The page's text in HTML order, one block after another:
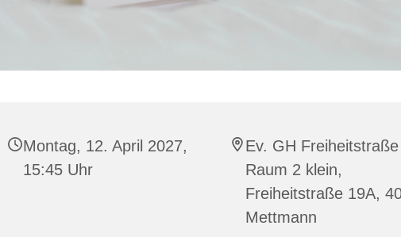
Montag, 12. April 2027,
15:45 Uhr
Ev. GH Freiheitstraße
Raum 2 klein,
Freiheitstraße 19A,
Mettmann